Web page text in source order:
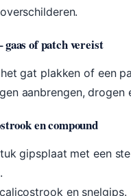
of patch vereist
gat plakken of een
aanbrengen, drogen
en compound
gipsplaat met een
en snelgips.